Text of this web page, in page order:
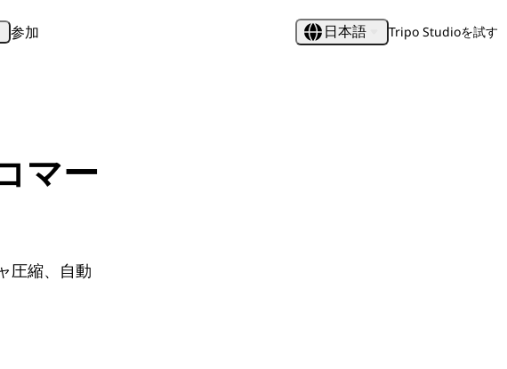
参加 日本語 Tripo Studioを試す
マー
圧縮、自動